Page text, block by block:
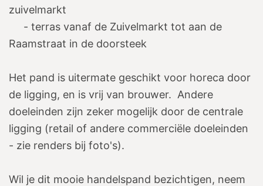
zuivelmarkt
- terras vanaf de Zuivelmarkt tot aan de
Raamstraat in de doorsteek
Het pand is uitermate geschikt voor horeca door
de ligging, en is vrij van brouwer. Andere
doeleinden zijn zeker mogelijk door de centrale
ligging (retail of andere commerciële doeleinden
- zie renders bij foto's).
Wil je dit mooie handelspand bezichtigen, neem